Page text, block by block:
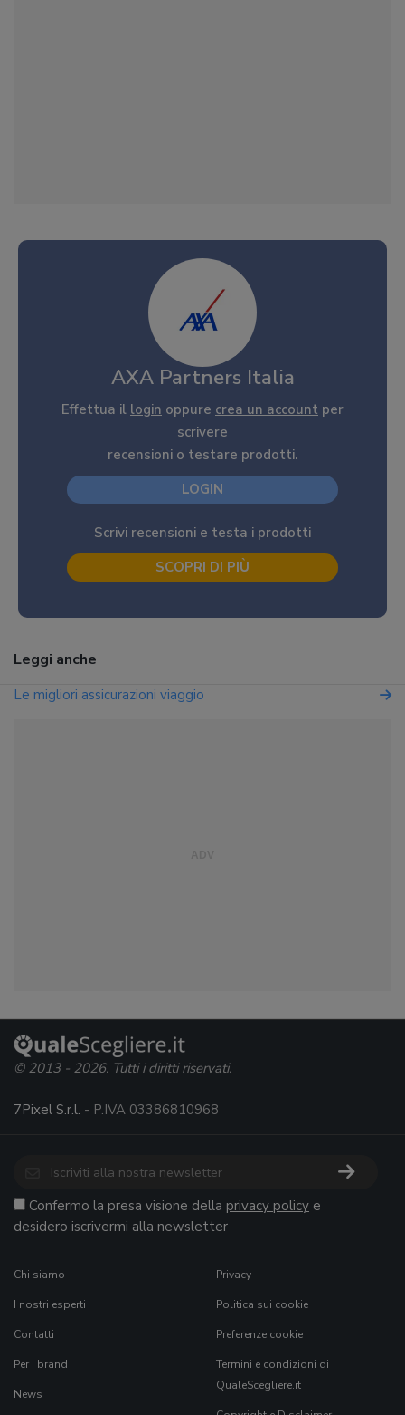
AXA Partners Italia
Effettua il login oppure crea un account per
scrivere
recensioni o testare prodotti.
LOGIN
Scrivi recensioni e testa i prodotti
SCOPRI DI PIÙ
Leggi anche
Le migliori assicurazioni viaggio
© 2013 - 2026. Tutti i diritti riservati.
7Pixel S.r.l. - P.IVA 03386810968
Confermo la presa visione della privacy policy e
desidero iscrivermi alla newsletter
Chi siamo
I nostri esperti
Contatti
Per i brand
News
Privacy
Politica sui cookie
Preferenze cookie
Termini e condizioni di
QualeScegliere.it